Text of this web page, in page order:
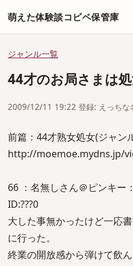
萌えた体験談コピペ保管庫
ジャンル一覧
44才のお局さまは
2009/12/11 19:22 登録: えっちな
前篇：44才熟女処女(ジャン
http://moemoe.mydns.jp/
66 ：名無しさん＠ピンキー
ID:???0
大した事無かったけど一応
に行った。
終業の開放感から弾けて飲ん